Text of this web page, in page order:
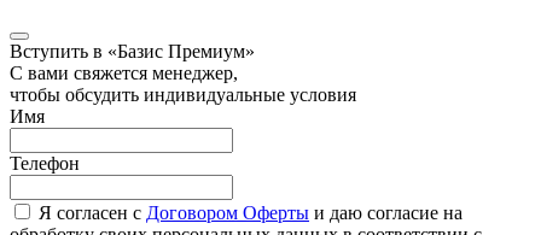
Вступить в «Базис Премиум»
С вами свяжется менеджер,
чтобы обсудить индивидуальные условия
Имя
Телефон
Я согласен с Договором Оферты и даю согласие на